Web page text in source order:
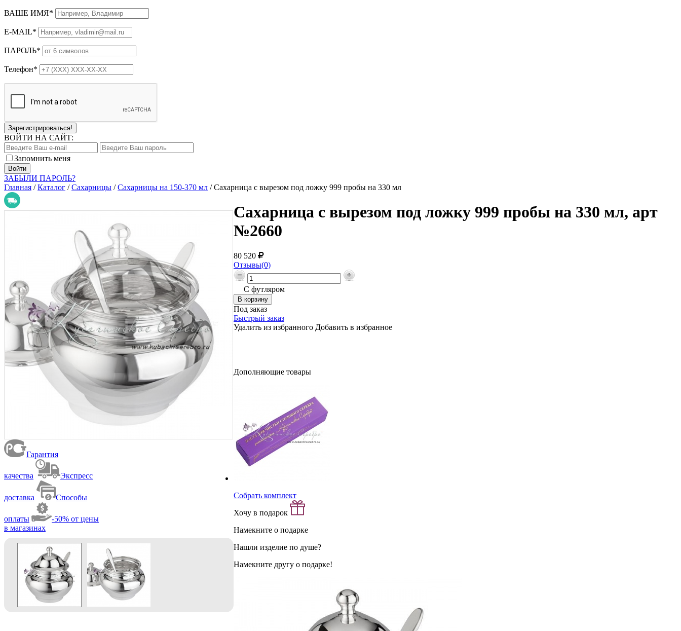
ВАШЕ ИМЯ*
E-MAIL*
ПАРОЛЬ*
Телефон*
Зарегистрироваться!
ВОЙТИ НА САЙТ:
Запомнить меня
ЗАБЫЛИ ПАРОЛЬ?
Главная /Каталог /Сахарницы /Сахарницы на 150-370 мл /Сахарница с вырезом под ложку 999 пробы на 330 мл
Гарантия
качества Экспресс
доставка Способы
оплаты
-50% от цены
в магазинах
Сахарница с вырезом под ложку 999 пробы на 330 мл, арт
№2660
80 520
Отзывы(0)
С футляром
Под заказ
Быстрый заказ
Удалить из избранного Добавить в избранное
Дополняющие товары
Собрать комплект
Хочу в подарок
Намекните о подарке
Нашли изделие по душе?
Намекните другу о подарке!